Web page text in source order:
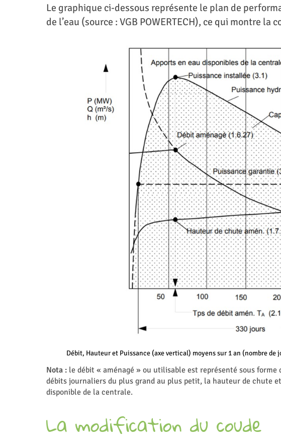
Le graphique ci-dessous représente le plan de
de l’eau (source : VGB POWERTECH), ce qui montre la
Débit, Hauteur et Puissance (axe vertical) moyens sur 1 an (nombre de
Nota : le débit « aménagé » ou utilisable est représenté sous forme
débits journaliers du plus grand au plus petit, la hauteur de chute
disponible de la centrale.
La modification du coude